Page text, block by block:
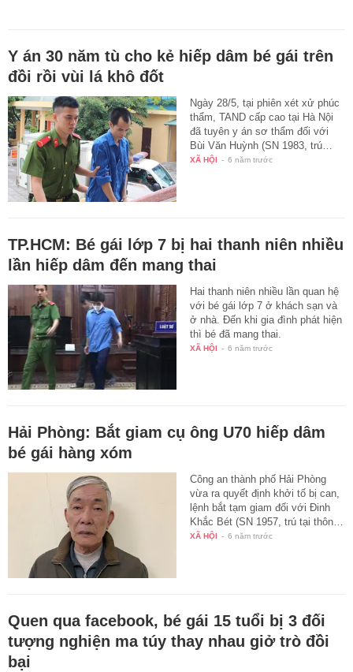
Y án 30 năm tù cho kẻ hiếp dâm bé gái trên
đồi rồi vùi lá khô đốt
Ngày 28/5, tại phiên xét xử phúc
thẩm, TAND cấp cao tại Hà Nội
đã tuyên y án sơ thẩm đối với
Bùi Văn Huỳnh (SN 1983, trú…
XÃ HỘI - 6 năm trước
TP.HCM: Bé gái lớp 7 bị hai thanh niên nhiều
lần hiếp dâm đến mang thai
Hai thanh niên nhiều lần quan hệ
với bé gái lớp 7 ở khách sạn và
ở nhà. Đến khi gia đình phát hiện
thì bé đã mang thai.
XÃ HỘI - 6 năm trước
Hải Phòng: Bắt giam cụ ông U70 hiếp dâm
bé gái hàng xóm
Công an thành phố Hải Phòng
vừa ra quyết định khởi tố bị can,
lệnh bắt tạm giam đối với Đinh
Khắc Bét (SN 1957, trú tại thôn…
XÃ HỘI - 6 năm trước
Quen qua facebook, bé gái 15 tuổi bị 3 đối
tượng nghiện ma túy thay nhau giở trò đồi
bại